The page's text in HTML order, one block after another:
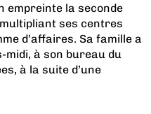
empreinte la seconde
ses centres
d’affaires. Sa famille a
midi, à son bureau du
à la suite d’une